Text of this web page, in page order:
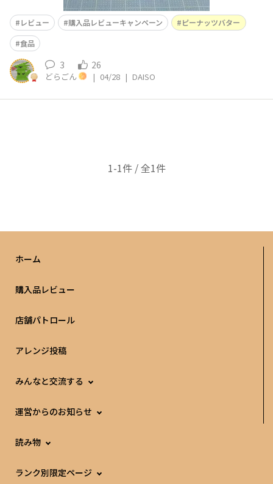
レビュー 購入品レビューキャンペーン
ピーナッツバター
食品
3 26
どらごん | 04/28 | DAISO
1-1件 / 全1件
ホーム
購入品レビュー
店舗パトロール
アレンジ投稿
みんなと交流する
運営からのお知らせ
読み物
ランク別限定ページ